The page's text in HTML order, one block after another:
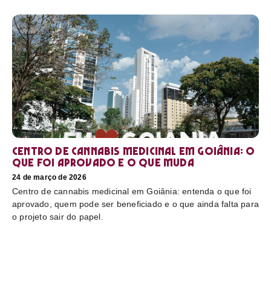
Centro de cannabis medicinal em Goiânia: o
que foi aprovado e o que muda
24 de março de 2026
Centro de cannabis medicinal em Goiânia: entenda o que foi
aprovado, quem pode ser beneficiado e o que ainda falta para
o projeto sair do papel.